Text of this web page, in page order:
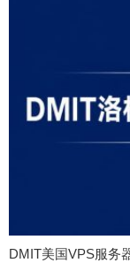
DMIT美国VPS服务